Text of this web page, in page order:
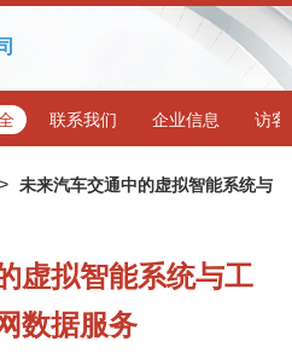
联系我们 企业信息 访客
未来汽车交通中的虚拟智能系统与
虚拟智能系统与工
数据服务